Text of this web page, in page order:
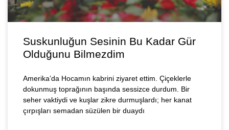
Suskunluğun Sesinin Bu Kadar Gür
Olduğunu Bilmezdim
Amerika’da Hocamın kabrini ziyaret ettim. Çiçeklerle
dokunmuş toprağının başında sessizce durdum. Bir
seher vaktiydi ve kuşlar zikre durmuşlardı; her kanat
çırpışları semadan süzülen bir duaydı